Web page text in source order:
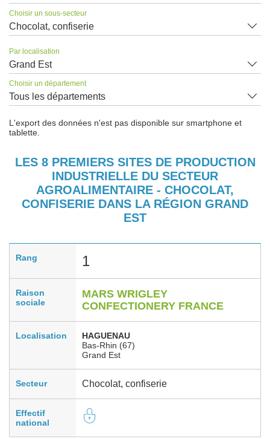
Choisir un sous-secteur
Chocolat, confiserie
Par localisation
Grand Est
Choisir un département
Tous les départements
L'export des données n'est pas disponible sur smartphone et
tablette.
LES 8 PREMIERS SITES DE PRODUCTION
INDUSTRIELLE DU SECTEUR
AGROALIMENTAIRE - CHOCOLAT,
CONFISERIE DANS LA RÉGION GRAND
EST
Rang 1
Raison
sociale
MARS WRIGLEY
CONFECTIONERY FRANCE
Localisation
HAGUENAU
Bas-Rhin (67)
Grand Est
Secteur Chocolat, confiserie
Effectif
national